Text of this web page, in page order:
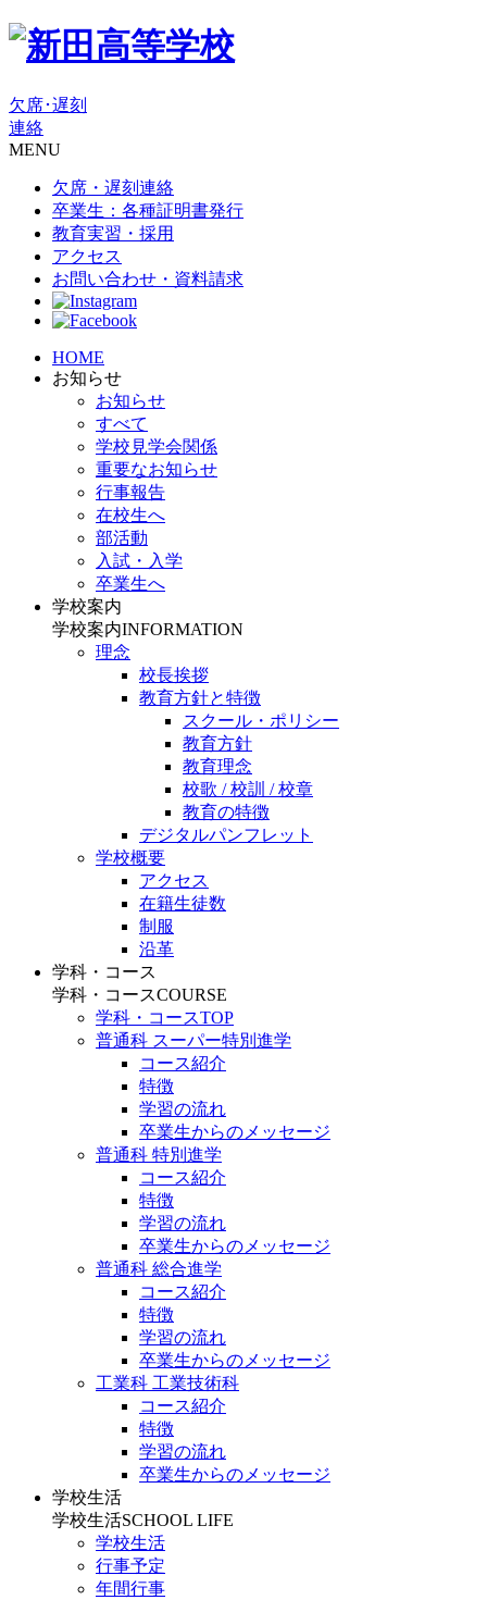
欠席･遅刻
連絡
MENU
欠席・遅刻連絡
卒業生：各種証明書発行
教育実習・採用
アクセス
お問い合わせ・資料請求
HOME
お知らせ
お知らせ
すべて
学校見学会関係
重要なお知らせ
行事報告
在校生へ
部活動
入試・入学
卒業生へ
学校案内
学校案内INFORMATION
理念
校長挨拶
教育方針と特徴
スクール・ポリシー
教育方針
教育理念
校歌 / 校訓 / 校章
教育の特徴
デジタルパンフレット
学校概要
アクセス
在籍生徒数
制服
沿革
学科・コース
学科・コースCOURSE
学科・コースTOP
普通科 スーパー特別進学
コース紹介
特徴
学習の流れ
卒業生からのメッセージ
普通科 特別進学
コース紹介
特徴
学習の流れ
卒業生からのメッセージ
普通科 総合進学
コース紹介
特徴
学習の流れ
卒業生からのメッセージ
工業科 工業技術科
コース紹介
特徴
学習の流れ
卒業生からのメッセージ
学校生活
学校生活SCHOOL LIFE
学校生活
行事予定
年間行事